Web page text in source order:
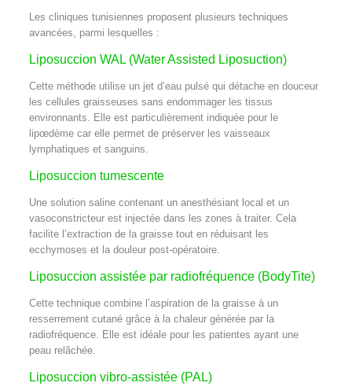
Les cliniques tunisiennes proposent plusieurs techniques
avancées, parmi lesquelles :
Liposuccion WAL (Water Assisted Liposuction)
Cette méthode utilise un jet d’eau pulsé qui détache en douceur
les cellules graisseuses sans endommager les tissus
environnants. Elle est particulièrement indiquée pour le
lipœdème car elle permet de préserver les vaisseaux
lymphatiques et sanguins.
Liposuccion tumescente
Une solution saline contenant un anesthésiant local et un
vasoconstricteur est injectée dans les zones à traiter. Cela
facilite l’extraction de la graisse tout en réduisant les
ecchymoses et la douleur post-opératoire.
Liposuccion assistée par radiofréquence (BodyTite)
Cette technique combine l’aspiration de la graisse à un
resserrement cutané grâce à la chaleur générée par la
radiofréquence. Elle est idéale pour les patientes ayant une
peau relâchée.
Liposuccion vibro-assistée (PAL)